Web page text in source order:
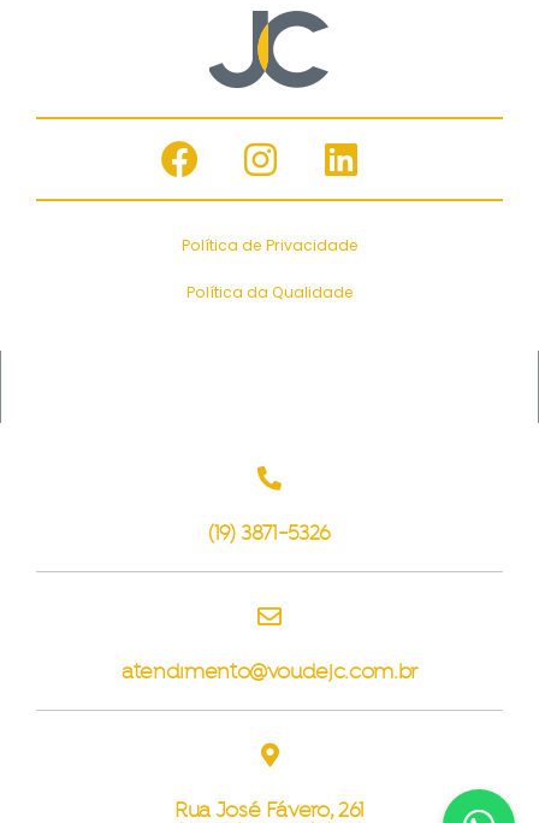
Política de Privacidade
Política da Qualidade
(19) 3871-5326
atendimento@voudejc.com.br
Rua José Fávero, 261